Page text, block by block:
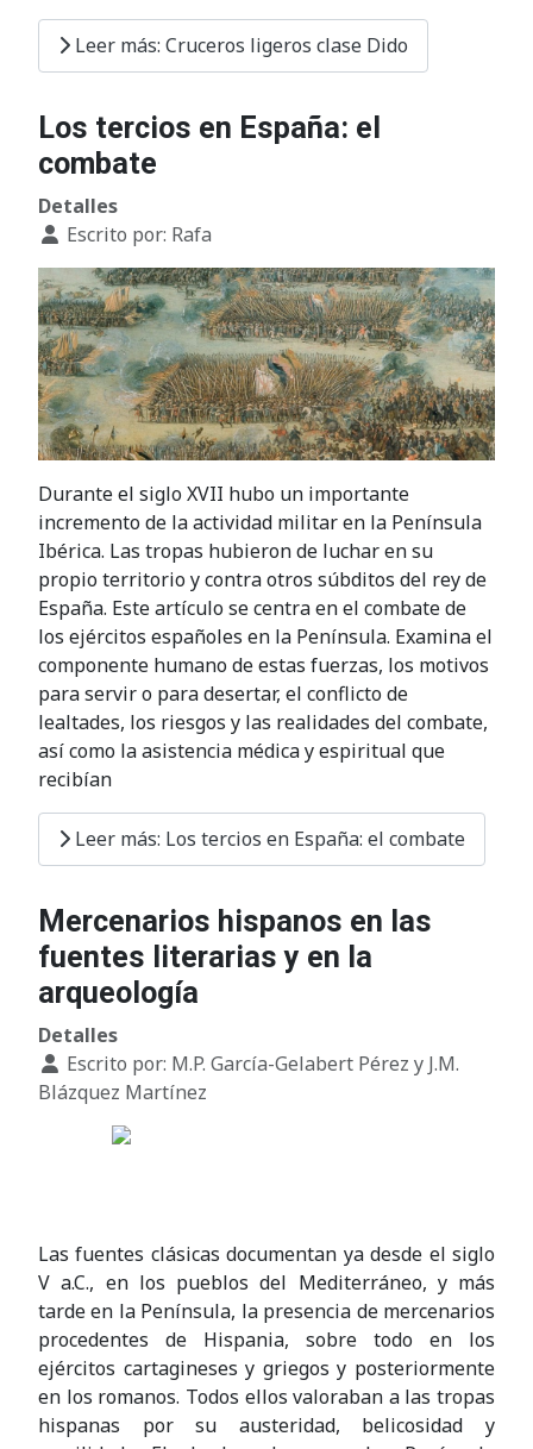
Leer más: Cruceros ligeros clase Dido
Los tercios en España: el
combate
Detalles
Escrito por: Rafa
Durante el siglo XVII hubo un importante
incremento de la actividad militar en la Península
Ibérica. Las tropas hubieron de luchar en su
propio territorio y contra otros súbditos del rey de
España. Este artículo se centra en el combate de
los ejércitos españoles en la Península. Examina el
componente humano de estas fuerzas, los motivos
para servir o para desertar, el conflicto de
lealtades, los riesgos y las realidades del combate,
así como la asistencia médica y espiritual que
recibían
Leer más: Los tercios en España: el combate
Mercenarios hispanos en las
fuentes literarias y en la
arqueología
Detalles
Escrito por: M.P. García-Gelabert Pérez y J.M.
Blázquez Martínez
Las fuentes clásicas documentan ya desde el siglo
V a.C., en los pueblos del Mediterráneo, y más
tarde en la Península, la presencia de mercenarios
procedentes de Hispania, sobre todo en los
ejércitos cartagineses y griegos y posteriormente
en los romanos. Todos ellos valoraban a las tropas
hispanas por su austeridad, belicosidad y